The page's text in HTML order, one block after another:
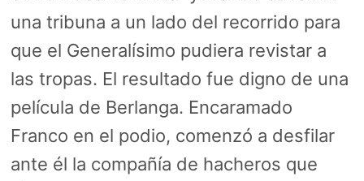
una tribuna a un lado del recorrido para
que el Generalísimo pudiera revistar a
las tropas. El resultado fue digno de una
película de Berlanga. Encaramado
Franco en el podio, comenzó a desfilar
ante él la compañía de hacheros que